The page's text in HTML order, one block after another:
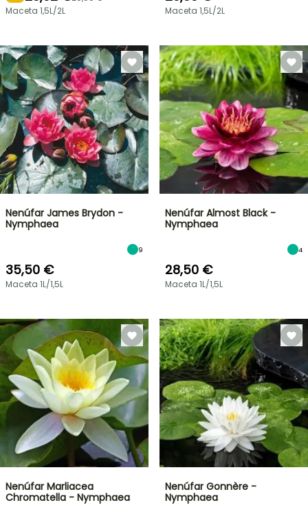
Maceta 1,5L/2L
Maceta 1,5L/2L
Nenúfar James Brydon -
Nymphaea
9
35,50 €
Maceta 1L/1,5L
Nenúfar Almost Black -
Nymphaea
4
28,50 €
Maceta 1L/1,5L
Nenúfar Marliacea
Chromatella - Nymphaea
Nenúfar Gonnère -
Nymphaea